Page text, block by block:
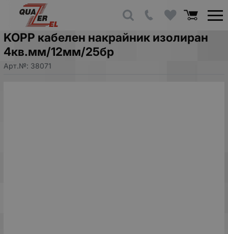
KOPP кабелен накрайник изолиран
4кв.мм/12мм/25бр
Арт.№: 38071